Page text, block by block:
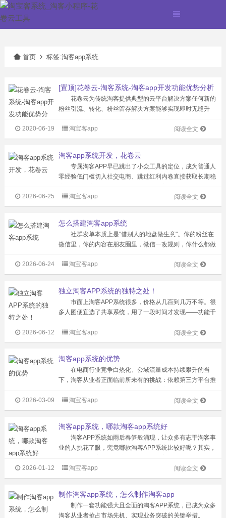
首页 标签:淘客app系统
[置顶]花卷云-淘客系统-淘客app开发功能优势分析
花卷云为传统淘客提供典型的云平台解决方案任何新的
粉丝引流、转化、粉丝留存解决方案能够实现即时无缝升
家，注册粉丝2000万。淘客APP产品市场占有率超50%，
累计为站长创造佣金超2亿...
阅读全文
2020-06-19 淘宝客app
淘客app系统开发，花卷云
专属淘客APP早已跳出了小众工具的定位，成为普通人
零经验低门槛切入社交电商、跳过红利内卷直接获取长期稳
单模式，独立淘客APP的优势贯穿从启动到长期运营的全链
路，它完全由运营者自主掌控，...
阅读全文
2026-06-25 淘宝客app
怎么搭建淘客app系统
社群发单本质上是"借别人的地盘做生意"。你的粉丝在
微信里，你的内容在朋友圈里，微信一改规则，你什么都做
击。 而淘客APP完全不同。用户沉淀在你自己的平台
里，随时打...
阅读全文
2026-06-24 淘宝客app
独立淘客APP系统的独特之处！
市面上淘客APP系统很多，价格从几百到几万不等。很
多人图便宜选了共享系统，用了一段时间才发现——功能千
统，白浪费了时间和客户。 独立淘客APP系统和共享系
统的本质区别在哪？核心就四个...
阅读全文
2026-06-12 淘宝客app
淘客app系统的优势
在电商行业竞争白热化、公域流量成本持续攀升的当
下，淘客从业者正面临前所未有的挑战：依赖第三方平台推
长期复购；营销方式受限，利润空间被不断压缩……而自主
开发淘客APP系统，正成为破解这些...
阅读全文
2026-03-09 淘宝客app
淘客app系统，哪款淘客app系统好
淘客APP系统如雨后春笋般涌现，让众多有志于淘客事
业的人挑花了眼，究竟哪款淘客APP系统比较好呢？其实，
式创新等特点，而花卷云淘客APP系统无疑在这些方面表现
出色。 商品丰富，满足...
阅读全文
2026-01-12 淘宝客app
制作淘客app系统，怎么制作淘客app
制作一套功能强大且全面的淘客APP系统，已成为众多
淘客从业者抢占市场先机、实现业务突破的关键举措。